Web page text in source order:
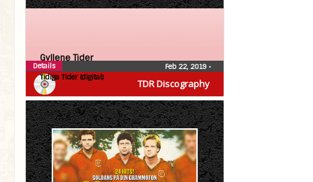
TDR Discography
Gyllene Tider
Tidiga Tider (digital)
Feb 22, 2019 •
Details